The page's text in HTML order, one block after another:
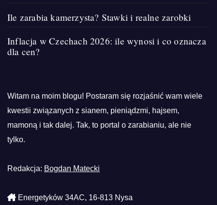
Ile zarabia kamerzysta? Stawki i realne zarobki
Inflacja w Czechach 2026: ile wynosi i co oznacza
dla cen?
Witam na moim blogu! Postaram się rozjaśnić wam wiele
kwestii związanych z sianem, pieniądzmi, hajsem,
mamoną i tak dalej. Tak, to portal o zarabianiu, ale nie
tylko.
Redakcja: Bogdan Matecki
Energetyków 34AC, 16-813 Nysa